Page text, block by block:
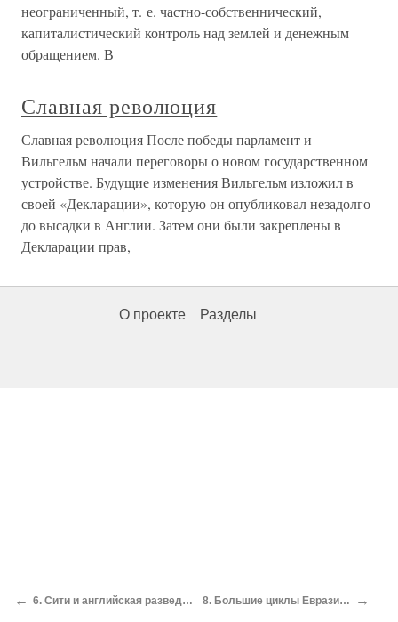
неограниченный, т. е. частно-собственнический,
капиталистический контроль над землей и денежным
обращением. В
Славная революция
Славная революция После победы парламент и
Вильгельм начали переговоры о новом государственном
устройстве. Будущие изменения Вильгельм изложил в
своей «Декларации», которую он опубликовал незадолго
до высадки в Англии. Затем они были закреплены в
Декларации прав,
О проекте Разделы
← 6. Сити и английская разведка: «идти порознь, бить вместе» 8. Большие циклы Евразии, или Маятник Старого Света →